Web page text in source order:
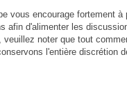
vous encourage fortement
afin d'alimenter les
veuillez noter que tout
l'entière discrétion